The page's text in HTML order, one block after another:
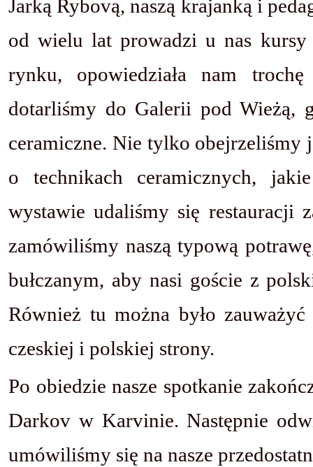
Jarką Rybovą, naszą krajanką i
od wielu lat prowadzi u nas kursy
rynku, opowiedziała nam
dotarliśmy do Galerii pod Wieżą,
ceramiczne. Nie tylko obejrzeliśmy
o technikach ceramicznych,
wystawie udaliśmy się restauracji
zamówiliśmy naszą typową
bułczanym, aby nasi goście z
Również tu można było
czeskiej i polskiej strony.
Po obiedzie nasze spotkanie
Darkov w Karvinie. Następnie
umówiliśmy się na nasze